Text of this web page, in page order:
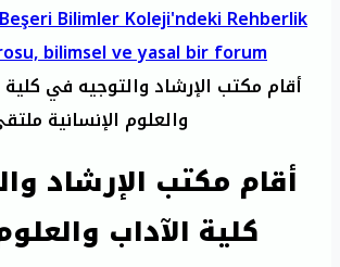
Bilimler Koleji'ndeki Rehberlik
bilimsel ve yasal bir forum
أقام مكتب الإرشاد والتوجيه في كلية
والعلوم الإنسانية
أقام مكتب الإرشاد
كلية الآداب